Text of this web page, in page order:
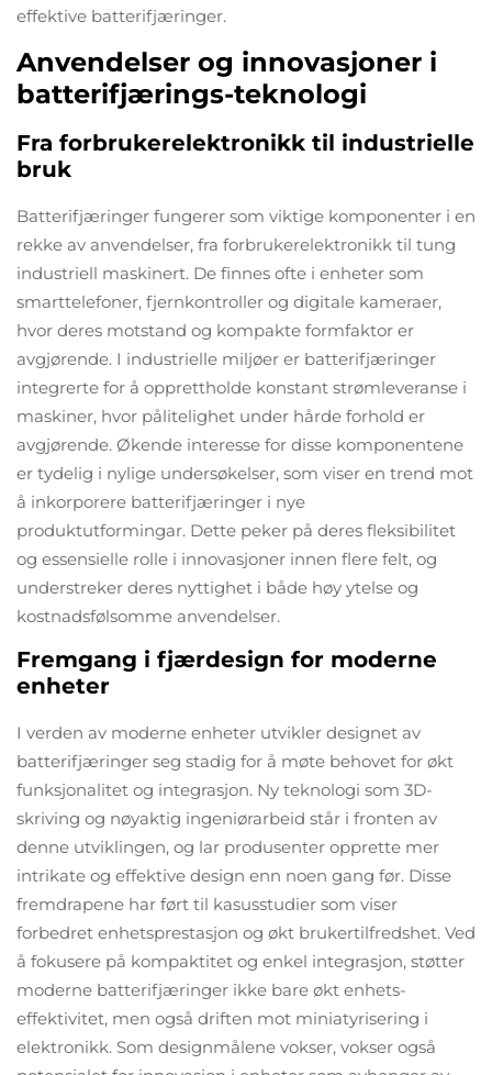
effektive batterifjæringer.
Anvendelser og innovasjoner i
batterifjærings-teknologi
Fra forbrukerelektronikk til industrielle
bruk
Batterifjæringer fungerer som viktige komponenter i en
rekke av anvendelser, fra forbrukerelektronikk til tung
industriell maskinert. De finnes ofte i enheter som
smarttelefoner, fjernkontroller og digitale kameraer,
hvor deres motstand og kompakte formfaktor er
avgjørende. I industrielle miljøer er batterifjæringer
integrerte for å opprettholde konstant strømleveranse i
maskiner, hvor pålitelighet under hårde forhold er
avgjørende. Økende interesse for disse komponentene
er tydelig i nylige undersøkelser, som viser en trend mot
å inkorporere batterifjæringer i nye
produktutformingar. Dette peker på deres fleksibilitet
og essensielle rolle i innovasjoner innen flere felt, og
understreker deres nyttighet i både høy ytelse og
kostnadsfølsomme anvendelser.
Fremgang i fjærdesign for moderne
enheter
I verden av moderne enheter utvikler designet av
batterifjæringer seg stadig for å møte behovet for økt
funksjonalitet og integrasjon. Ny teknologi som 3D-
skriving og nøyaktig ingeniørarbeid står i fronten av
denne utviklingen, og lar produsenter opprette mer
intrikate og effektive design enn noen gang før. Disse
fremdrapene har ført til kasusstudier som viser
forbedret enhetsprestasjon og økt brukertilfredshet. Ved
å fokusere på kompaktitet og enkel integrasjon, støtter
moderne batterifjæringer ikke bare økt enhets-
effektivitet, men også driften mot miniatyrisering i
elektronikk. Som designmålene vokser, vokser også